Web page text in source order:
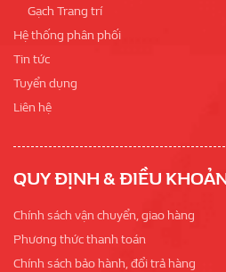
Gạch Trang trí
Hệ thống phân phối
Tin tức
Tuyển dụng
Liên hệ
QUY ĐỊNH & ĐIỀU
Chính sách vận chuyển, giao hàng
Phương thức thanh toán
Chính sách bảo hành, đổi trả hàng